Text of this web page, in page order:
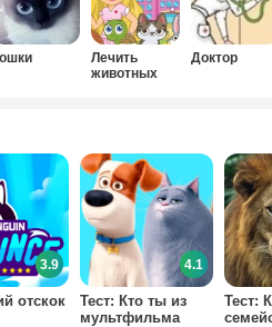
Лечить
животных
Доктор
отскок
3.9
Тест: Кто ты из
мультфильма
4.1
Тест: